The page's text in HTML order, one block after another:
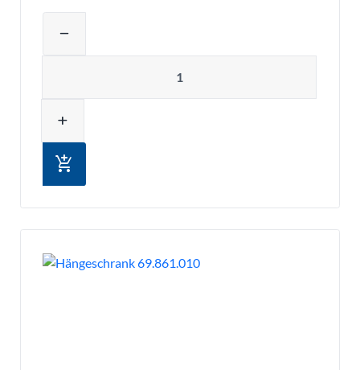
remove
add
add_shopping_cart